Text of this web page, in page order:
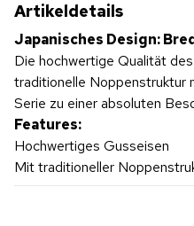
Artikeldetails
Japanisches Design:
Die hochwertige Qualität
traditionelle Noppenstruktur
Serie zu einer absoluten
Features:
Hochwertiges Gusseisen
Mit traditioneller